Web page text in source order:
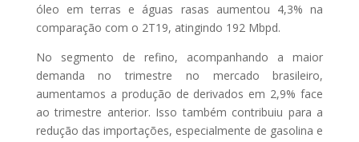
óleo em terras e águas rasas aumentou 4,3% na
comparação com o 2T19, atingindo 192 Mbpd.
No segmento de refino, acompanhando a maior
demanda no trimestre no mercado brasileiro,
aumentamos a produção de derivados em 2,9% face
ao trimestre anterior. Isso também contribuiu para a
redução das importações, especialmente de gasolina e